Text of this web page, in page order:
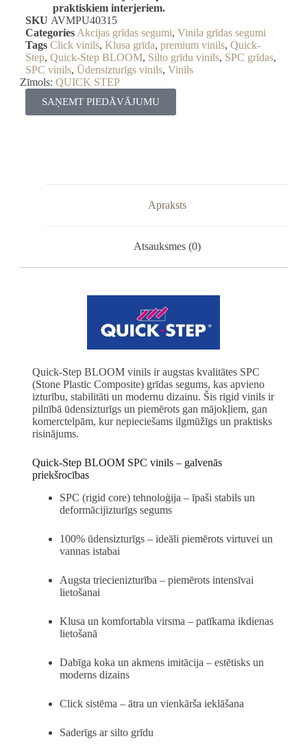
praktiskiem interjeriem.
SKU AVMPU40315
Categories Akcijas grīdas segumi, Vinila grīdas segumi
Tags Click vinils, Klusa grīda, premium vinils, Quick-
Step, Quick-Step BLOOM, Silto grīdu vinils, SPC grīdas,
SPC vinils, Ūdensizturīgs vinils, Vinils
Zīmols: QUICK STEP
SAŅEMT PIEDĀVĀJUMU
Apraksts
Atsauksmes (0)
Quick-Step BLOOM vinils ir augstas kvalitātes SPC
(Stone Plastic Composite) grīdas segums, kas apvieno
izturību, stabilitāti un modernu dizainu. Šis rigid vinils ir
pilnībā ūdensizturīgs un piemērots gan mājokļiem, gan
komerctelpām, kur nepieciešams ilgmūžīgs un praktisks
risinājums.
Quick-Step BLOOM SPC vinils – galvenās
priekšrocības
SPC (rigid core) tehnoloģija – īpaši stabils un
deformācijizturīgs segums
100% ūdensizturīgs – ideāli piemērots virtuvei un
vannas istabai
Augsta triecienizturība – piemērots intensīvai
lietošanai
Klusa un komfortabla virsma – patīkama ikdienas
lietošanā
Dabīga koka un akmens imitācija – estētisks un
moderns dizains
Click sistēma – ātra un vienkārša ieklāšana
Saderīgs ar silto grīdu